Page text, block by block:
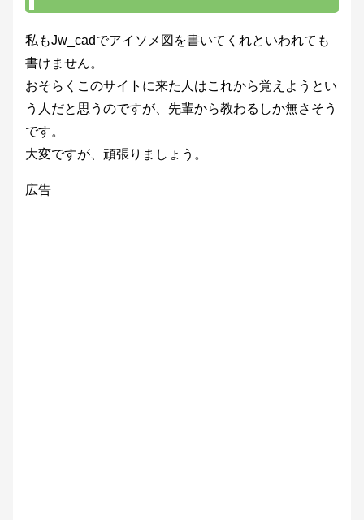
私もJw_cadでアイソメ図を書いてくれといわれても
書けません。
おそらくこのサイトに来た人はこれから覚えようとい
う人だと思うのですが、先輩から教わるしか無さそう
です。
大変ですが、頑張りましょう。
広告